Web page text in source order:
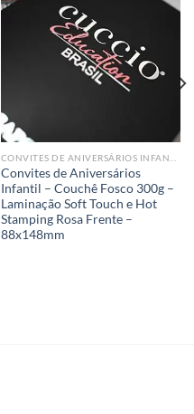
wishlist
Convites de Aniversários
Infantil – Couchê Fosco 300g –
Laminação Soft Touch e Hot
Stamping Rosa Frente –
88x148mm